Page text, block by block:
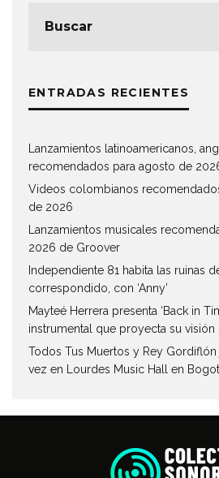
ENTRADAS RECIENTES
Lanzamientos latinoamericanos,
recomendados para agosto de
Videos colombianos
de 2026
Lanzamientos musicales
2026 de Groover
Independiente 81 habita las ruinas
correspondido, con ‘Anny’
Mayteé Herrera presenta ‘Back in
instrumental que proyecta su
Todos Tus Muertos y Rey
vez en Lourdes Music Hall en